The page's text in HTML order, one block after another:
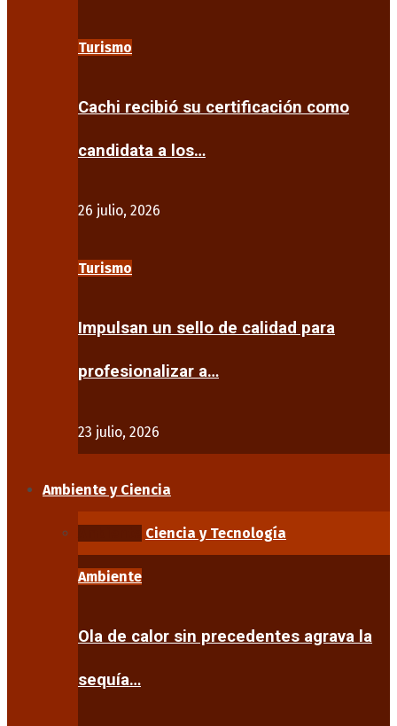
Turismo
Cachi recibió su certificación como
candidata a los…
26 julio, 2026
Turismo
Impulsan un sello de calidad para
profesionalizar a…
23 julio, 2026
Ambiente y Ciencia
Ciencia y Tecnología
Ambiente
Ola de calor sin precedentes agrava la
sequía…